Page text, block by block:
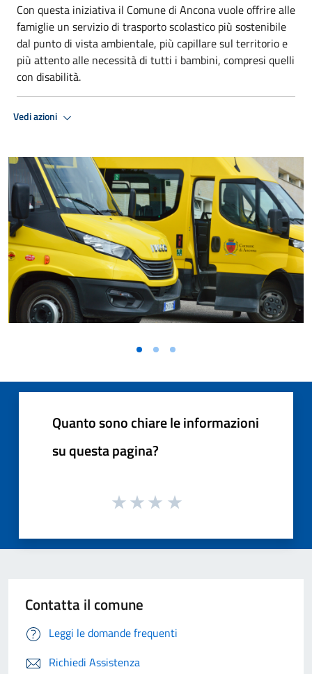
Con questa iniziativa il Comune di Ancona vuole offrire alle
famiglie un servizio di trasporto scolastico più sostenibile
dal punto di vista ambientale, più capillare sul territorio e
più attento alle necessità di tutti i bambini, compresi quelli
con disabilità.
Vedi azioni
Quanto sono chiare le informazioni
su questa pagina?
Contatta il comune
Leggi le domande frequenti
Richiedi Assistenza